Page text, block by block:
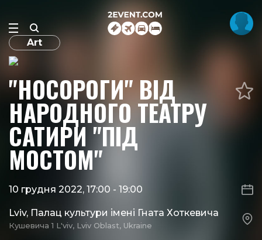
Art
"НОСОРОГИ" ВІД
НАРОДНОГО ТЕАТРУ
САТИРИ "ПІД
МОСТОМ"
10 грудня 2022, 17:00 - 19:00
Lviv, Палац культури імені Гната Хоткевича
Кушевича 1 L'viv, Lviv Oblast, Ukraine